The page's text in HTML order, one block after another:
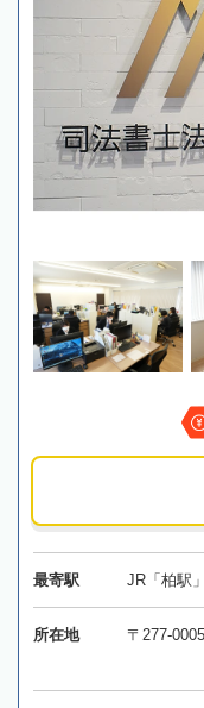
最寄駅 JR「柏駅
所在地 〒277-